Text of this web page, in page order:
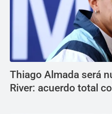
Thiago Almada será
River: acuerdo total